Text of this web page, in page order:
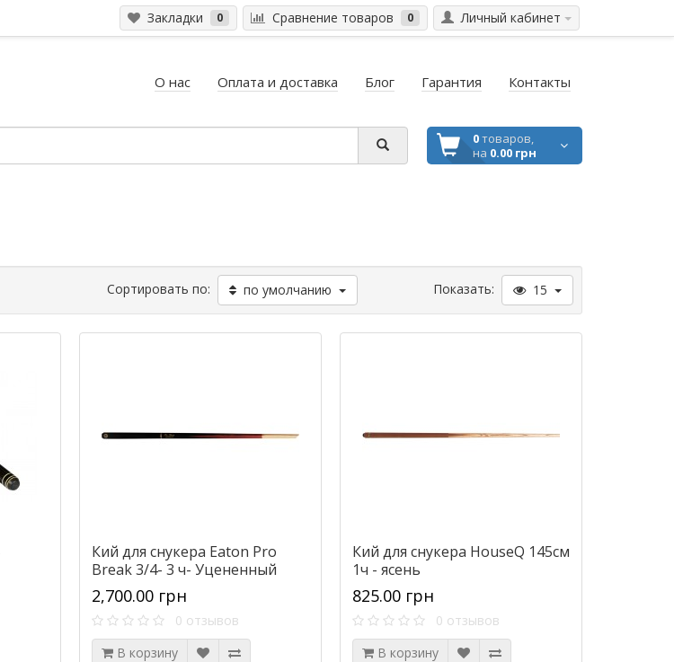
Личный кабинет
Закладки 0 Сравнение товаров 0
О нас Оплата и доставка Блог Гарантия Контакты
0товаров,
на 0.00 грн
Сортировать по: по умолчанию Показать: 15
Кий для снукера Eaton Pro
Break 3/4- 3 ч- Уцененный
2,700.00 грн
0 отзывов
В корзину
Кий для снукера HouseQ 145см
1ч - ясень
825.00 грн
0 отзывов
В корзину